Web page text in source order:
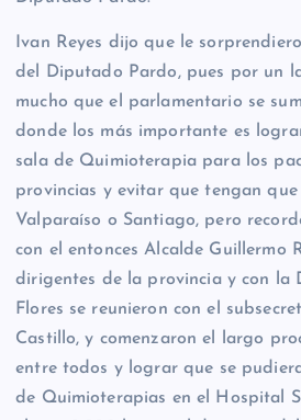
Ivan Reyes dijo que le
del Diputado Pardo, pues por un
mucho que el parlamentario se
donde los más importante es
sala de Quimioterapia para los
provincias y evitar que tengan
Valparaíso o Santiago, pero
con el entonces Alcalde Guillermo
dirigentes de la provincia y con la
Flores se reunieron con el
Castillo, y comenzaron el largo
entre todos y lograr que se
de Quimioterapias en el Hospital